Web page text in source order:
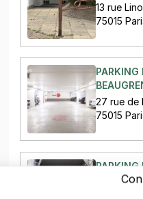
13 rue
75015
PARKING
27 rue de
75015
PARKING